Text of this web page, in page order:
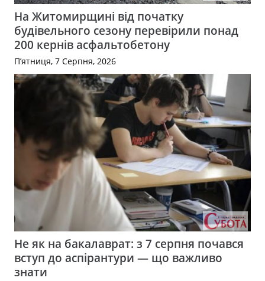
На Житомирщині від початку
будівельного сезону перевірили понад
200 кернів асфальтобетону
П’ятниця, 7 Серпня, 2026
Не як на бакалаврат: з 7 серпня почався
вступ до аспірантури — що важливо
знати